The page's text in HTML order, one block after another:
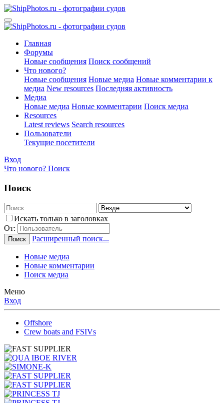
Главная
Форумы
Новые сообщения Поиск сообщений
Что нового?
Новые сообщения Новые медиа Новые комментарии к
медиа New resources Последняя активность
Медиа
Новые медиа Новые комментарии Поиск медиа
Resources
Latest reviews Search resources
Пользователи
Текущие посетители
Вход
Что нового? Поиск
Поиск
Искать только в заголовках
От:
Поиск Расширенный поиск...
Новые медиа
Новые комментарии
Поиск медиа
Меню
Вход
Offshore
Crew boats and FSIVs